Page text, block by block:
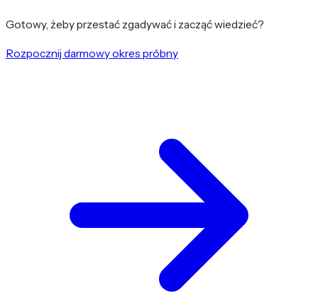
Gotowy, żeby przestać zgadywać i zacząć wiedzieć?
Rozpocznij darmowy okres próbny